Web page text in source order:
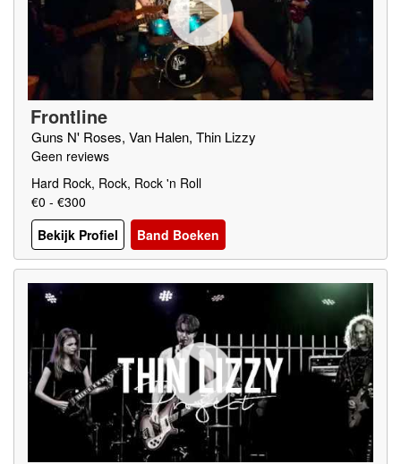
Frontline
Guns N' Roses, Van Halen, Thin Lizzy
Geen reviews
Hard Rock, Rock, Rock 'n Roll
€0 - €300
Bekijk Profiel
Band Boeken